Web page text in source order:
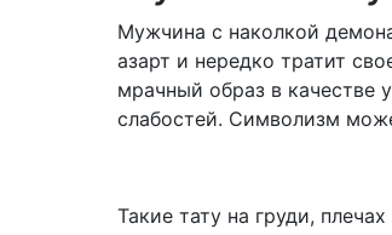
Мужчина с наколкой
азарт и нередко тратит
мрачный образ в качестве
слабостей. Символизм
Такие тату на груди,